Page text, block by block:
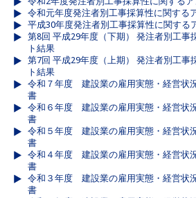
令和元年度発注者別工事採算性に関する
平成30年度発注者別工事採算性に関する
第8回 平成29年度（下期） 発注者別工事
ト結果
第7回 平成29年度（上期） 発注者別工事
ト結果
令和７年度 建設業の雇用実態・経営状
書
令和６年度 建設業の雇用実態・経営状
書
令和５年度 建設業の雇用実態・経営状
書
令和４年度 建設業の雇用実態・経営状
書
令和３年度 建設業の雇用実態・経営状
書